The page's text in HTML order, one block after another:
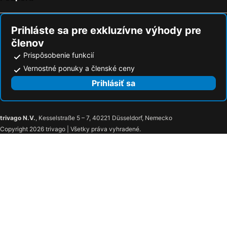
Prihláste sa pre exkluzívne výhody pre
členov
Prispôsobenie funkcií
Vernostné ponuky a členské ceny
Prihlásiť sa
trivago N.V., Kesselstraße 5 – 7, 40221 Düsseldorf, Nemecko
Copyright 2026 trivago | Všetky práva vyhradené.